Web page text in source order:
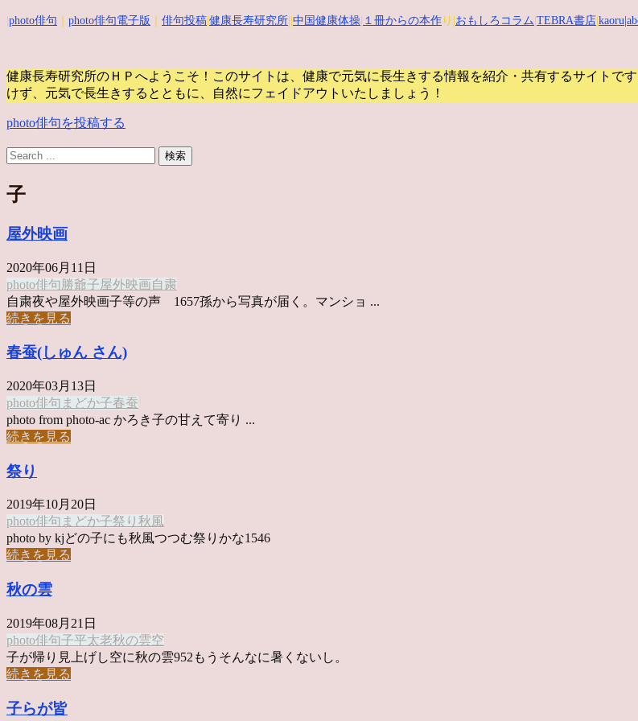
photo俳句 photo俳句電子版 俳句投稿 健康長寿研究所 中国健康体操 １冊からの本作 り| おもしろコラム TEBRA書店 kaoru
健康長寿研究所のＨＰへようこそ！このサイトは、健康で元気に長生きする情報を紹介・共有するサイトです
けず、元気で長生きするとともに、自然にフェイドアウトいたしましょう！
photo俳句を投稿する
子
屋外映画
2020年06月11日
photo俳句 勝爺子屋外映画自粛
自粛夜や屋外映画子等の声 1657孫から写真が届く。マンショ ...
続きを見る
春蚕(しゅん さん)
2020年03月13日
photo俳句 まどか子春蚕
photo from photo-ac かろき子の甘えて寄り ...
続きを見る
祭り
2019年10月20日
photo俳句 まどか子祭り 秋風
photo by kjどの子にも秋風つつむ祭りかな1546
続きを見る
秋の雲
2019年08月21日
photo俳句子平太老秋の雲空
子が帰り見上げし空に秋の雲952もうそんなに暑くないし。
続きを見る
子らが皆